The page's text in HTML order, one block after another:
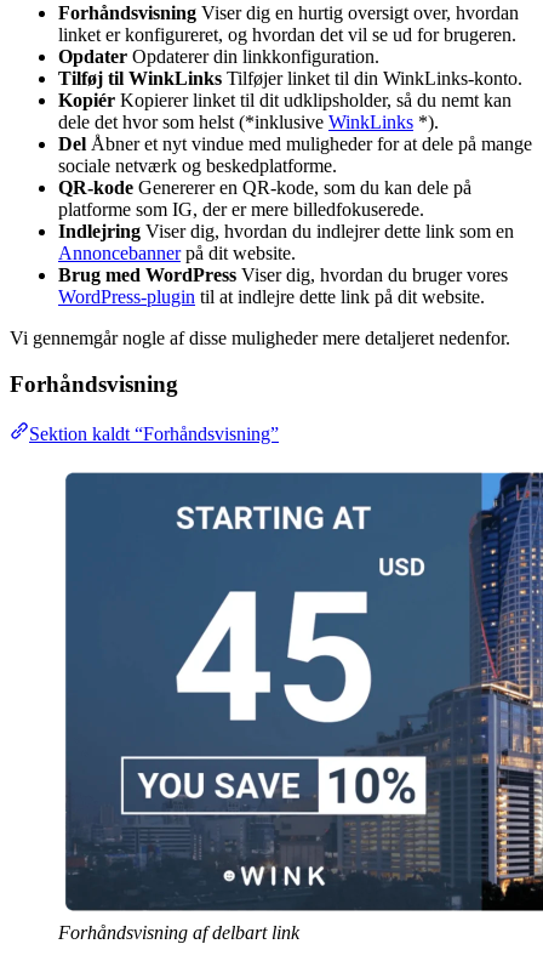
Forhåndsvisning Viser dig en hurtig oversigt over, hvordan
linket er konfigureret, og hvordan det vil se ud for brugeren.
Opdater Opdaterer din linkkonfiguration.
Tilføj til WinkLinks Tilføjer linket til din WinkLinks-konto.
Kopiér Kopierer linket til dit udklipsholder, så du nemt kan
dele det hvor som helst (*inklusive WinkLinks *).
Del Åbner et nyt vindue med muligheder for at dele på mange
sociale netværk og beskedplatforme.
QR-kode Genererer en QR-kode, som du kan dele på
platforme som IG, der er mere billedfokuserede.
Indlejring Viser dig, hvordan du indlejrer dette link som en
Annoncebannerpå dit website.
Brug med WordPress Viser dig, hvordan du bruger vores
WordPress-plugin til at indlejre dette link på dit website.
Vi gennemgår nogle af disse muligheder mere detaljeret nedenfor.
Forhåndsvisning
Sektion kaldt “Forhåndsvisning”
Forhåndsvisning af delbart link